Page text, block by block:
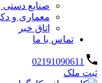
صنایع دستی
معماری و
اتاق خبر
تماس با ما
02191090611
ثبت ملک